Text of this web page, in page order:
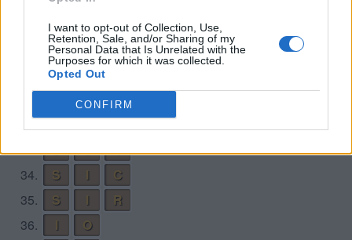
I want to opt-out of Collection, Use,
Retention, Sale, and/or Sharing of my
Personal Data that Is Unrelated with the
Purposes for which it was collected.
Opted Out
CONFIRM
O R
O
O S
O
R I
O
C
32. R O
O
33.
S C
I
34.
S I
C
35.
S I
R
36.
I
O